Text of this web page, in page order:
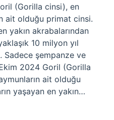
(Gorilla cinsi), en
ait olduğu primat cinsi.
yakın akrabalarından
10 milyon yıl
Sadece şempanze ve
2024 Goril (Gorilla
ait olduğu
yaşayan en yakın…